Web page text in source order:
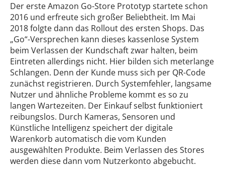
Der erste Amazon Go-Store Prototyp startete schon
2016 und erfreute sich großer Beliebtheit. Im Mai
2018 folgte dann das Rollout des ersten Shops. Das
„Go“-Versprechen kann dieses kassenlose System
beim Verlassen der Kundschaft zwar halten, beim
Eintreten allerdings nicht. Hier bilden sich meterlange
Schlangen. Denn der Kunde muss sich per QR-Code
zunächst registrieren. Durch Systemfehler, langsame
Nutzer und ähnliche Probleme kommt es so zu
langen Wartezeiten. Der Einkauf selbst funktioniert
reibungslos. Durch Kameras, Sensoren und
Künstliche Intelligenz speichert der digitale
Warenkorb automatisch die vom Kunden
ausgewählten Produkte. Beim Verlassen des Stores
werden diese dann vom Nutzerkonto abgebucht.